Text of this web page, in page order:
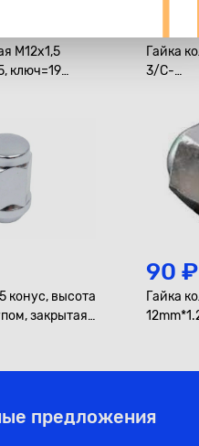
M12x1,5
ключ=19
Гайка
3/C-
конус, высота
закрытая,
90 ₽
Гайка
предложения